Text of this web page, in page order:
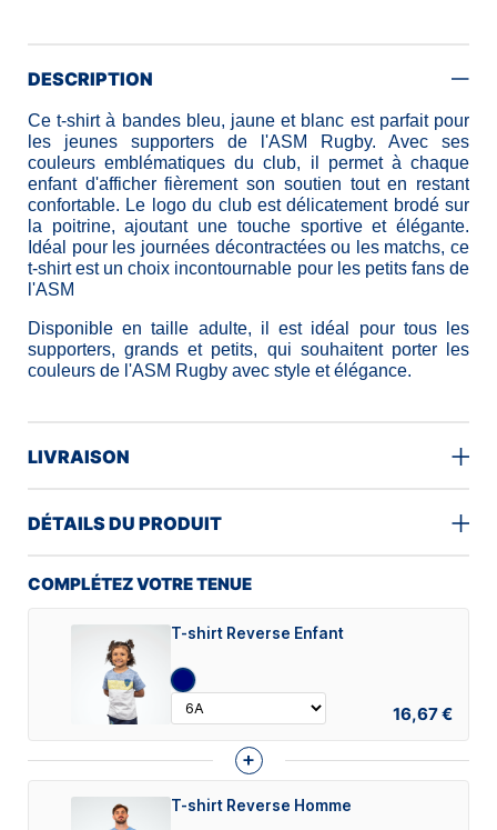
DESCRIPTION
Ce t-shirt à bandes bleu, jaune et blanc est parfait pour
les jeunes supporters de l'ASM Rugby. Avec ses
couleurs emblématiques du club, il permet à chaque
enfant d'afficher fièrement son soutien tout en restant
confortable. Le logo du club est délicatement brodé sur
la poitrine, ajoutant une touche sportive et élégante.
Idéal pour les journées décontractées ou les matchs, ce
t-shirt est un choix incontournable pour les petits fans de
l'ASM
Disponible en taille adulte, il est idéal pour tous les
supporters, grands et petits, qui souhaitent porter les
couleurs de l'ASM Rugby avec style et élégance.
LIVRAISON
DÉTAILS DU PRODUIT
COMPLÉTEZ VOTRE TENUE
T-shirt Reverse Enfant
16,67 €
+
T-shirt Reverse Homme